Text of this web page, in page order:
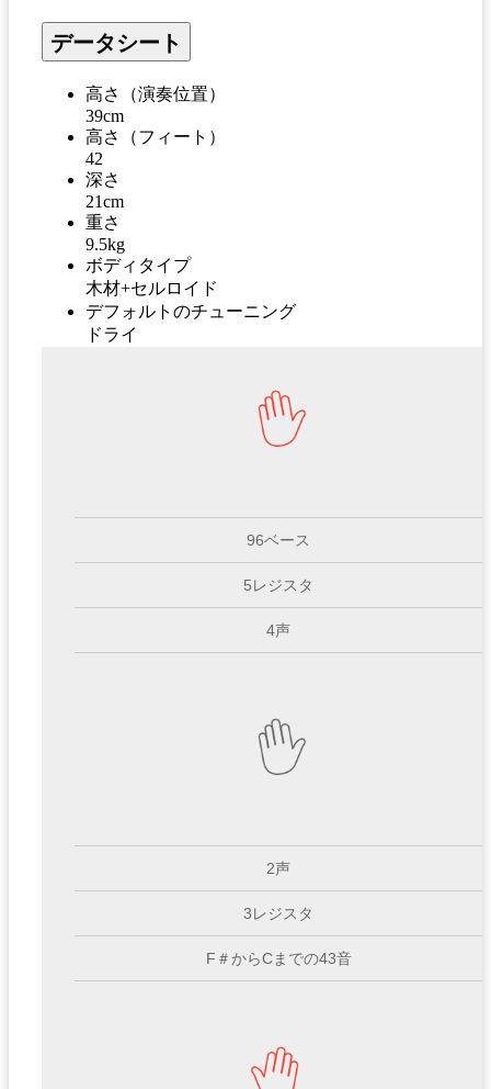
データシート
高さ（演奏位置）
39cm
高さ（フィート）
42
深さ
21cm
重さ
9.5kg
ボディタイプ
木材+セルロイド
デフォルトのチューニング
ドライ
96ベース
5レジスタ
4声
2声
3レジスタ
F＃からCまでの43音